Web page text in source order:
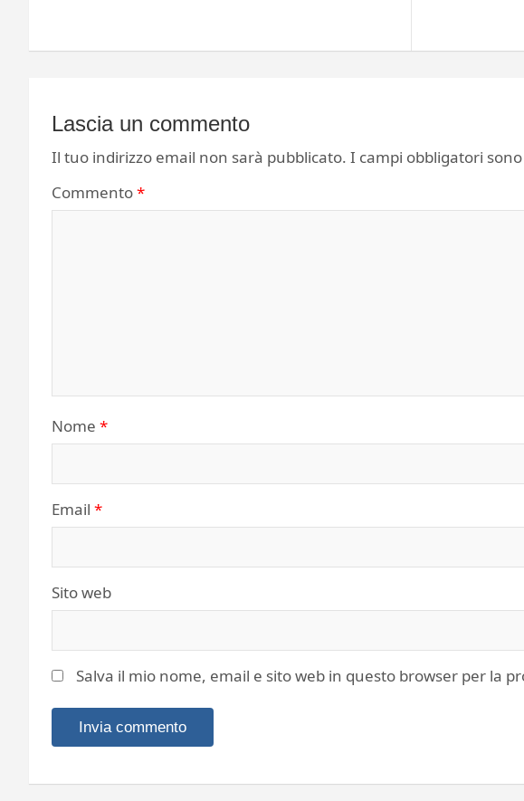
Lascia un commento
Il tuo indirizzo email non sarà pubblicato. I campi obbligatori
Commento*
Nome *
Email *
Sito web
Salva il mio nome, email e sito web in questo browser per la